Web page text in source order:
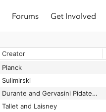
Forums Get Involved
Creator
Popko
Planck
Sulimirski
Durante and Gervasini Pidatella
Tallet and Laisney